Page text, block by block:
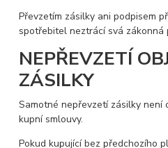
Převzetím zásilky ani podpisem
spotřebitel neztrácí svá zákonná
NEPŘEVZETÍ
ZÁSILKY
Samotné nepřevzetí zásilky není
kupní smlouvy.
Pokud kupující bez předchozího